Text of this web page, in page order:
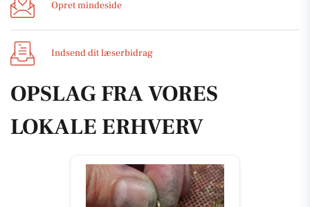
Opret mindeside
Indsend dit læserbidrag
OPSLAG FRA VORES
LOKALE ERHVERV